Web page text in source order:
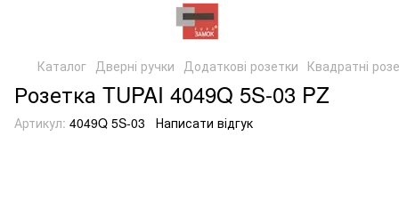
Каталог Дверні ручки Додаткові розетки Квадратні
Розетка TUPAI 4049Q 5S-03 PZ
Артикул: 4049Q 5S-03 Написати відгук